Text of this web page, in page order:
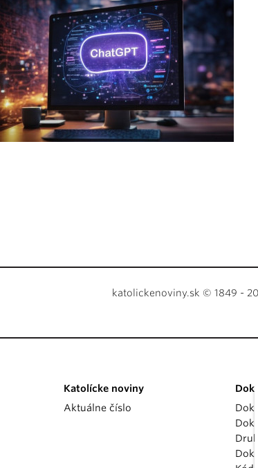
katolickenoviny.sk © 1849 -
Katolícke noviny
Aktuálne číslo